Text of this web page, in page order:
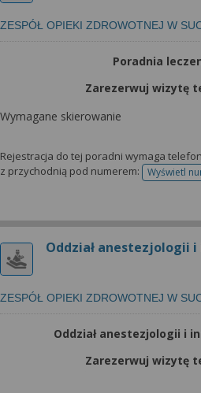
ZESPÓŁ OPIEKI ZDROWOTNEJ W
Poradnia
Zarezerwuj wizytę
Wymagane skierowanie
Rejestracja do tej poradni wymaga
z przychodnią pod numerem:
Wyświetl
Oddział anestezjologii
ZESPÓŁ OPIEKI ZDROWOTNEJ W
Oddział anestezjologii i
Zarezerwuj wizytę